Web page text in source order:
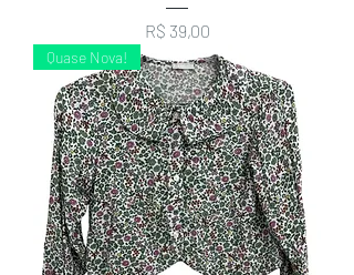
Preço
R$ 39,00
Quase Nova!